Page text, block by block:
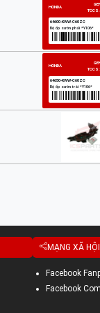
MẠNG XÃ HỘI
Facebook
Facebook